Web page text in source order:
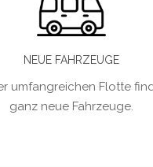
NEUE FAHRZEUGE
umfangreichen Flotte
ganz neue Fahrzeuge.